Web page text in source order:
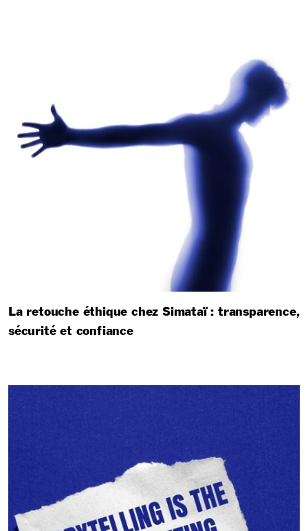
La retouche éthique chez Simataï : transparence,
sécurité et confiance